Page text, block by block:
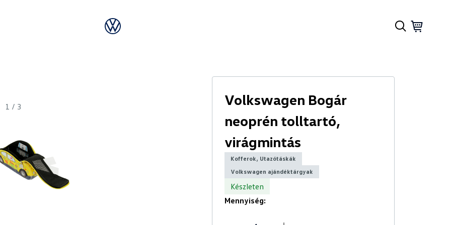
1 / 3
Volkswagen Bogár
neoprén tolltartó,
virágmintás
Kofferok, Utazótáskák
Volkswagen ajándéktárgyak
Készleten
Mennyiség: